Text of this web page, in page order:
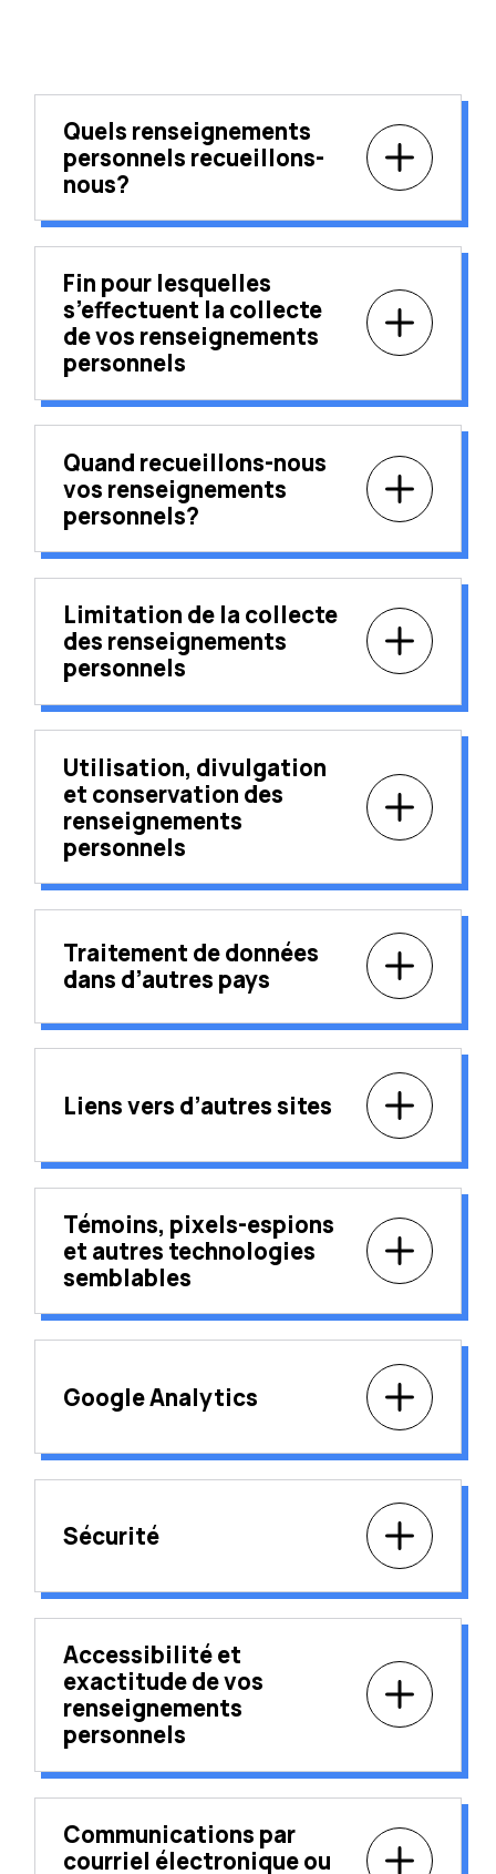
Quels renseignements
personnels recueillons-
nous?
Fin pour lesquelles
s’effectuent la collecte
de vos renseignements
personnels
Quand recueillons-nous
vos renseignements
personnels?
Limitation de la collecte
des renseignements
personnels
Utilisation, divulgation
et conservation des
renseignements
personnels
Traitement de données
dans d’autres pays
Liens vers d’autres sites
Témoins, pixels-espions
et autres technologies
semblables
Google Analytics
Sécurité
Accessibilité et
exactitude de vos
renseignements
personnels
Communications par
courriel électronique ou